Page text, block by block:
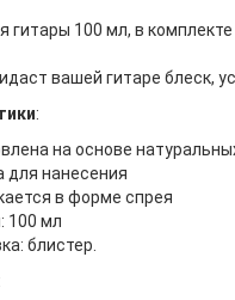
гитары 100 мл, в
вашей гитаре блеск,
:
на основе
для нанесения
в форме спрея
100 мл
блистер.